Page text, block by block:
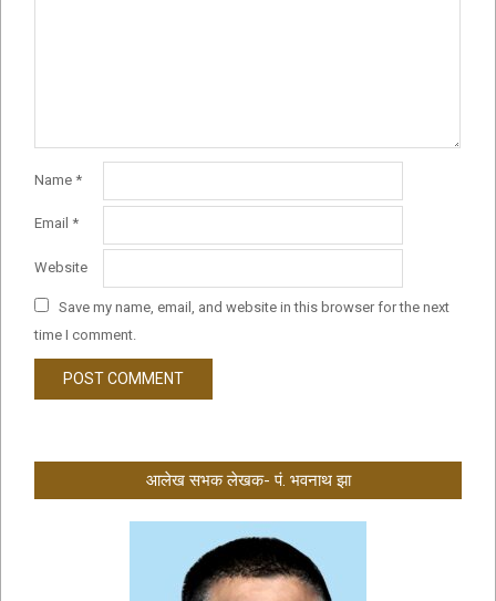
Name *
Email *
Website
Save my name, email, and website in this browser for the next
time I comment.
आलेख सभक लेखक- पं. भवनाथ झा